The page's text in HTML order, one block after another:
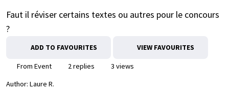
Faut il réviser certains textes ou autres pour le concours
?
ADD TO FAVOURITES VIEW FAVOURITES
From Event 2 replies
3 views
Author: Laure R.